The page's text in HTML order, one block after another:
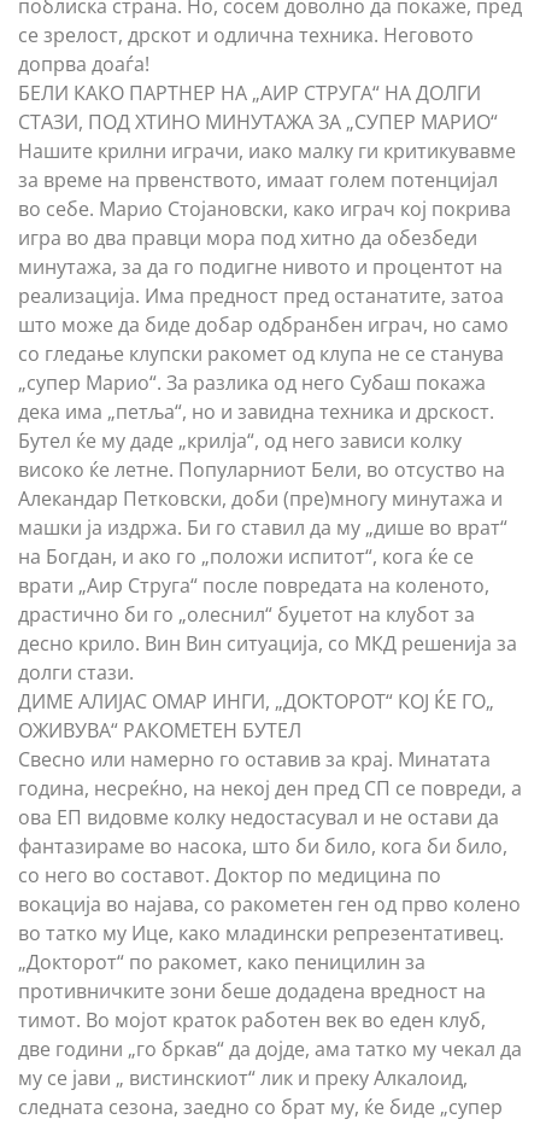
поблиска страна. Но, сосем доволно да покаже, пред
се зрелост, дрскот и одлична техника. Неговото
допрва доаѓа!
БЕЛИ КАКО ПАРТНЕР НА „АИР СТРУГА“ НА ДОЛГИ
СТАЗИ, ПОД ХТИНО МИНУТАЖА ЗА „СУПЕР МАРИО“
Нашите крилни играчи, иако малку ги критикувавме
за време на првенството, имаат голем потенцијал
во себе. Марио Стојановски, како играч кој покрива
игра во два правци мора под хитно да обезбеди
минутажа, за да го подигне нивото и процентот на
реализација. Има предност пред останатите, затоа
што може да биде добар одбранбен играч, но само
со гледање клупски ракомет од клупа не се станува
„супер Марио“. За разлика од него Субаш покажа
дека има „петља“, но и завидна техника и дрскост.
Бутел ќе му даде „крилја“, од него зависи колку
високо ќе летне. Популарниот Бели, во отсуство на
Алекандар Петковски, доби (пре)многу минутажа и
машки ја издржа. Би го ставил да му „дише во врат“
на Богдан, и ако го „положи испитот“, кога ќе се
врати „Аир Струга“ после повредата на коленото,
драстично би го „олеснил“ буџетот на клубот за
десно крило. Вин Вин ситуација, со МКД решенија за
долги стази.
ДИМЕ АЛИЈАС ОМАР ИНГИ, „ДОКТОРОТ“ КОЈ ЌЕ ГО„
ОЖИВУВА“ РАКОМЕТЕН БУТЕЛ
Свесно или намерно го оставив за крај. Минатата
година, несреќно, на некој ден пред СП се повреди, а
ова ЕП видовме колку недостасувал и не остави да
фантазираме во насока, што би било, кога би било,
со него во составот. Доктор по медицина по
вокација во најава, со ракометен ген од прво колено
во татко му Ице, како младински репрезентативец.
„Докторот“ по ракомет, како пеницилин за
противничките зони беше додадена вредност на
тимот. Во мојот краток работен век во еден клуб,
две години „го бркав“ да дојде, ама татко му чекал да
му се јави „ вистинскиот“ лик и преку Алкалоид,
следната сезона, заедно со брат му, ќе биде „супер